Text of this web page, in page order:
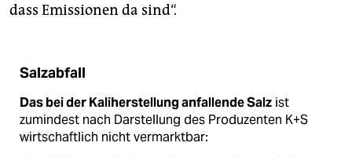
dass Emissionen da sind“.
Salzabfall
Das bei der Kaliherstellung anfallende Salz ist
zumindest nach Darstellung des Produzenten K+S
wirtschaftlich nicht vermarktbar: